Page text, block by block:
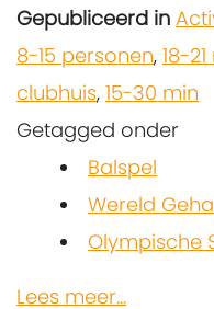
Gepubliceerd in
8-15 personen, 18-
clubhuis, 15-30 min
Getagged onder
Balspel
Wereld
Olympische
Lees meer...